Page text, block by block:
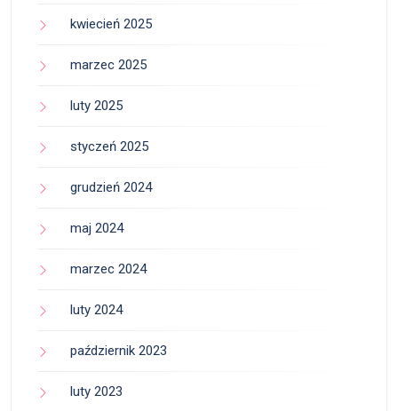
kwiecień 2025
marzec 2025
luty 2025
styczeń 2025
grudzień 2024
maj 2024
marzec 2024
luty 2024
październik 2023
luty 2023